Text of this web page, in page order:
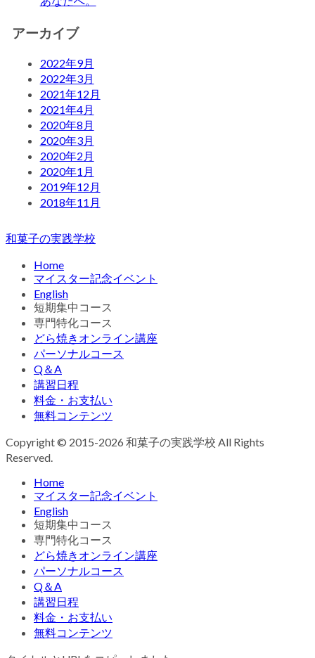
アーカイブ
2022年9月
2022年3月
2021年12月
2021年4月
2020年8月
2020年3月
2020年2月
2020年1月
2019年12月
2018年11月
和菓子の実践学校
Home
マイスター記念イベント
English
短期集中コース
専門特化コース
どら焼きオンライン講座
パーソナルコース
Q＆A
講習日程
料金・お支払い
無料コンテンツ
Copyright © 2015-2026 和菓子の実践学校 All Rights
Reserved.
Home
マイスター記念イベント
English
短期集中コース
専門特化コース
どら焼きオンライン講座
パーソナルコース
Q＆A
講習日程
料金・お支払い
無料コンテンツ